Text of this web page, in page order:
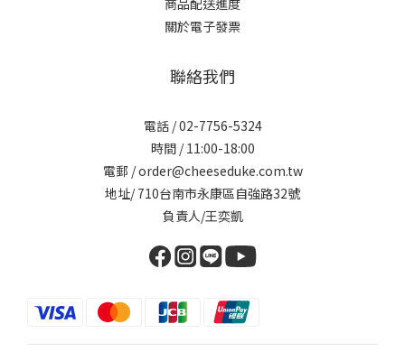
商品配送進度
關於電子發票
聯絡我們
電話 / 02-7756-5324
時間 / 11:00-18:00
電郵 / order@cheeseduke.com.tw
地址/ 710台南市永康區自強路32號
負責人/王奕凱